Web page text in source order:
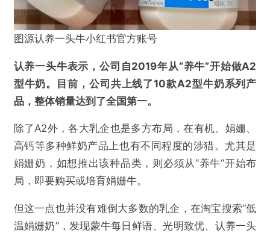
图源认养一头牛小红书官方账号
认养一头牛表示，公司自2019年从“养牛”开始做A2
型牛奶。目前，公司共上线了10款A2型牛奶系列产
品，整体销量达到了全国第一。
除了A2外，各大乳企也是多方布局，在有机、娟姗、
高钙等多种鲜奶产品上也有不同程度的涉猎。尤其是
娟姗奶，如想推出该种品类，则必须从“养牛”开始布
局，即要购买或培育娟姗牛。
但这一点也并没有难倒大多数的乳企，在淘宝搜索“低
温娟姗奶”，发现蒙牛每日鲜语、光明致优、认养一头